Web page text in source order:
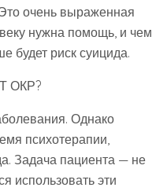
очень выраженная
нужна помощь, и чем
будет риск суицида.
ОКР?
Однако
психотерапии,
Задача пациента — не
использовать эти